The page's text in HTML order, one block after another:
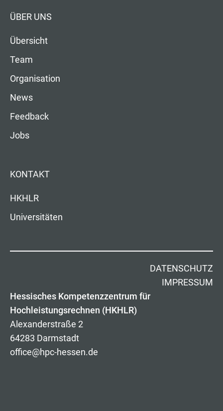
ÜBER UNS
Übersicht
Team
Organisation
News
Feedback
Jobs
KONTAKT
HKHLR
Universitäten
DATENSCHUTZ
IMPRESSUM
Hessisches Kompetenzzentrum für
Hochleistungsrechnen (HKHLR)
Alexanderstraße 2
64283 Darmstadt
office@hpc-hessen.de